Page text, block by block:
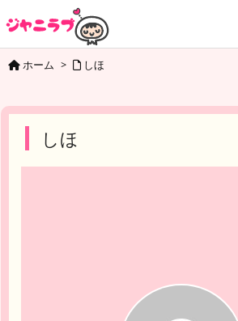
ホーム > しほ
しほ